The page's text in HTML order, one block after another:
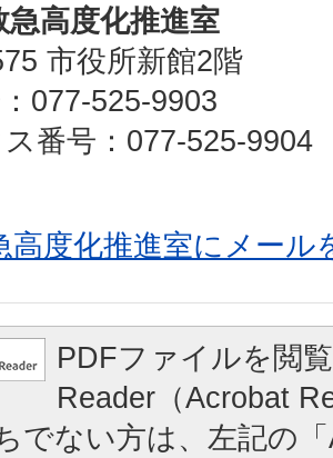
急高度化推進室
市役所新館2階
077-525-9903
番号：077-525-9904
高度化推進室にメール
PDFファイルを閲
Reader（Acrobat
でない方は、左記の